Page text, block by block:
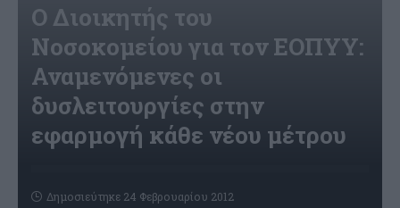
Ο Διοικητής του
Νοσοκομείου για τον ΕΟΠΥΥ:
Αναμενόμενες οι
δυσλειτουργίες στην
εφαρμογή κάθε νέου μέτρου
Δημοσιεύτηκε 24 Φεβρουαρίου 2012